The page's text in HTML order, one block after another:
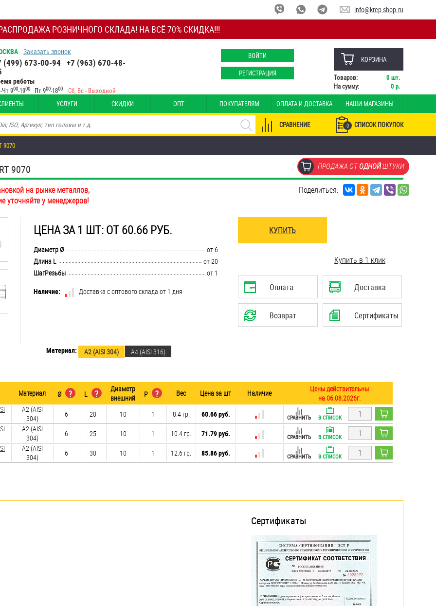
РОЗНИЧНОГО СКЛАДА! НА ВСЁ 70% СКИДКА!!!
info@krep-shop.ru
Заказать звонок
(499) 673-00-94 +7 (963) 670-48-
работы
Чт 900-1900 Пт 900-1800 Сб, Вс - Выходной
ВОЙТИ
РЕГИСТРАЦИЯ
КОРЗИНА
Товаров: 0 шт.
На сумму:
0 р.
УСЛУГИ СКИДКИ ОПТ ПОКУПАТЕЛЯМ ОПЛАТА И ДОСТАВКА НАШИ МАГАЗИНЫ
0 СПИСОК ПОКУПОК
СРАВНЕНИЕ
9070
9070 ПРОДАЖА ОТОДНОЙШТУКИ
на рынке металлов,
уточняйте у менеджеров!
Поделиться:
ЦЕНА ЗА 1 ШТ: ОТ 60.66 РУБ.
........................................................................................................................................................................................................
Диаметр Ø
от 6
........................................................................................................................................................................................................
Длина L
от 20
........................................................................................................................................................................................................
ШагРезьбы
от 1
Наличие:
Доставка с оптового склада от 1 дня
КУПИТЬ
Купить в 1 клик
Оплата Доставка
Возврат Сертификаты
Материал: А2 (AISI 304) A4 (AISI 316)
Материал Ø ? L ?
Диаметр
внешний
P ? Вес Цена за шт Наличие
Цены действительны
на 06.08.2026г.
А2 (AISI
304)
6 20 10 1 8.4 гр. 60.66 руб. СРАВНИТЬ В СПИСОК
А2 (AISI
304)
6 25 10 1 10.4 гр. 71.79 руб. СРАВНИТЬ В СПИСОК
А2 (AISI
304)
6 30 10 1 12.6 гр. 85.86 руб. СРАВНИТЬ В СПИСОК
Сертификаты